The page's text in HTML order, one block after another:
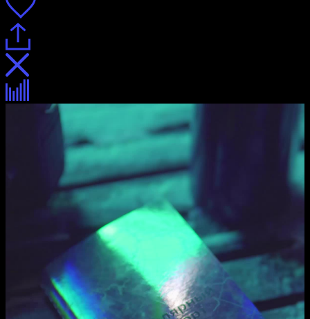
Паспорт
Полярный паспорт
Описание
Процесс
«Иф коммуникейшен дизайн эворд»